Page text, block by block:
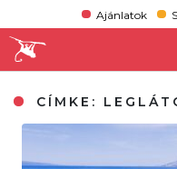
Ajánlatok
CÍMKE: